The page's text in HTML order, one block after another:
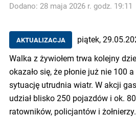
Dodano: 28 maja 2026 r. godz. 19:11
AKTUALIZACJA
piątek,
Walka z żywiołem trwa kolejny
okazało się, że płonie już nie 100
sytuację utrudnia wiatr. W akcji
udział blisko 250 pojazdów i ok.
ratowników, policjantów i